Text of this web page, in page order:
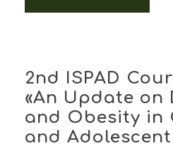
2nd ISPAD
«An Update on
and Obesity in
and Adolescent